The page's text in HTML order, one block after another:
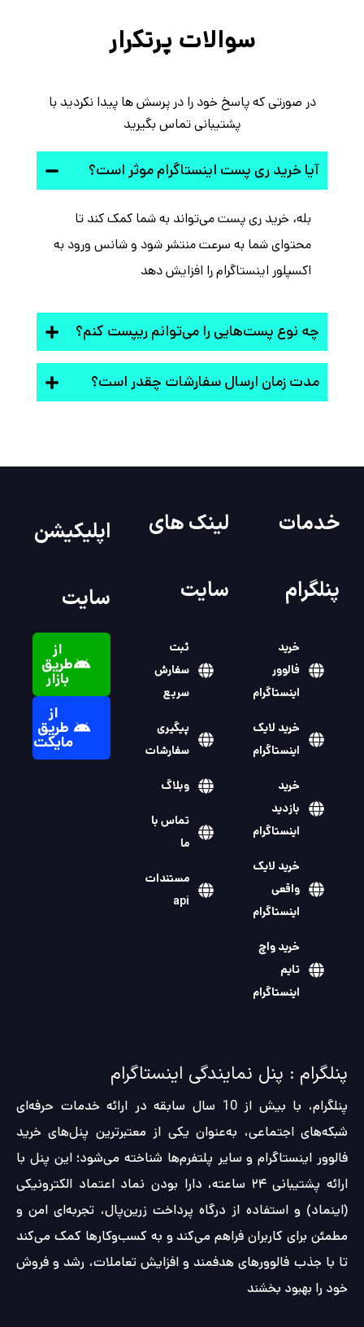
سوالات پرتکرار
در صورتی که پاسخ خود را در پرسش ها پیدا نکردید با
پشتیبانی تماس بگیرید
آیا خرید ری پست اینستاگرام موثر است؟
بله، خرید ری پست می‌تواند به شما کمک کند تا
محتوای شما به سرعت منتشر شود و شانس ورود به
اکسپلور اینستاگرام را افزایش دهد
چه نوع پست‌هایی را می‌توانم ریپست کنم؟
مدت زمان ارسال سفارشات چقدر است؟
خدمات
پنلگرام
خرید
فالوور
اینستاگرام
خرید لایک
اینستاگرام
خرید
بازدید
اینستاگرام
خرید لایک
واقعی
اینستاگرام
خرید واچ
تایم
اینستاگرام
لینک های
سایت
ثبت
سفارش
سریع
پیگیری
سفارشات
وبلاگ
تماس با
ما
مستندات
api
اپلیکیشن
سایت
از
طریق
بازار
از
طریق
مایکت
پنلگرام : پنل نمایندگی اینستاگرام
پنلگرام، با بیش از 10 سال سابقه در ارائه خدمات حرفه‌ای
شبکه‌های اجتماعی، به‌عنوان یکی از معتبرترین پنل‌های خرید
فالوور اینستاگرام و سایر پلتفرم‌ها شناخته می‌شود؛ این پنل با
ارائه پشتیبانی ۲۴ ساعته، دارا بودن نماد اعتماد الکترونیکی
(اینماد) و استفاده از درگاه پرداخت زرین‌پال، تجربه‌ای امن و
مطمئن برای کاربران فراهم می‌کند و به کسب‌وکارها کمک می‌کند
تا با جذب فالوورهای هدفمند و افزایش تعاملات، رشد و فروش
خود را بهبود بخشند